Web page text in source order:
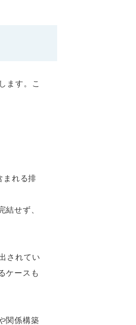
ます。こ
まれる排
結せず、
されてい
ケースも
関係構築